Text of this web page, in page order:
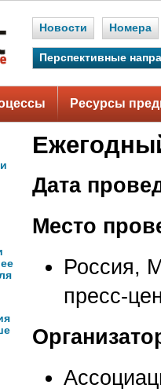
Новости Номера
Перспективные
Ресурсы
Дата
Место
Россия,
пресс-